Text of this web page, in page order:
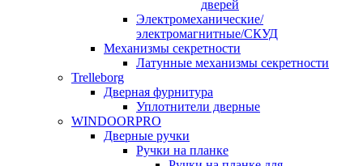
дверей
Электромеханические/
электромагнитные/СКУД
Механизмы секретности
Латунные механизмы секретности
Trelleborg
Дверная фурнитура
Уплотнители дверные
WINDOORPRO
Дверные ручки
Ручки на планке